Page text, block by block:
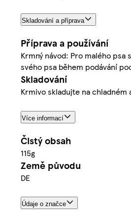
Skladování a příprava
Příprava a používání
Krmný návod: Pro malého psa
svého psa během podávání
Skladování
Krmivo skladujte na
Více informací
Čistý obsah
115g
Země původu
DE
Údaje o značce